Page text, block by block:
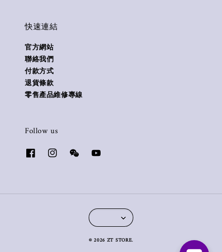
快速連結
官方網站
聯絡我們
付款方式
退貨條款
零售產品維修專線
Follow us
© 2026 ZT STORE.